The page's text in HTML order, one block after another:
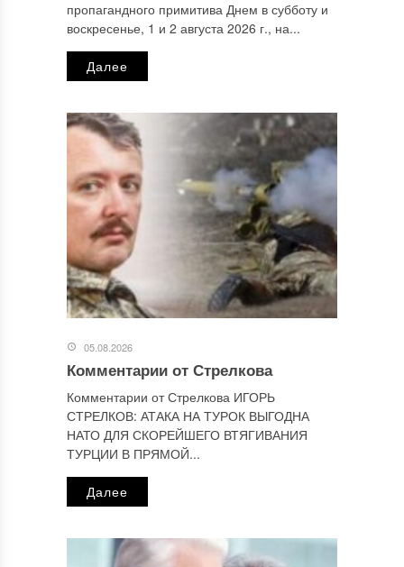
Этот сайт использует Akismet для борьбы со спамом.
Узнайте, как обрабатываются ваши данные комментариев
персональных данных.
пропагандного примитива Днем в субботу и
воскресенье, 1 и 2 августа 2026 г., на...
Далее
05.08.2026
Комментарии от Стрелкова
Комментарии от Стрелкова ИГОРЬ
СТРЕЛКОВ: АТАКА НА ТУРОК ВЫГОДНА
НАТО ДЛЯ СКОРЕЙШЕГО ВТЯГИВАНИЯ
ТУРЦИИ В ПРЯМОЙ...
Далее